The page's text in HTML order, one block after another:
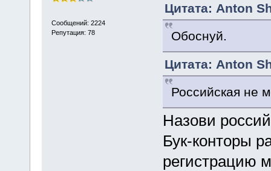
Сообщений: 2224
Репутация: 78
Цитата: Anton
Обоснуй.
Цитата: Anton
Российская не
Назови
Бук-конторы
регистрацию